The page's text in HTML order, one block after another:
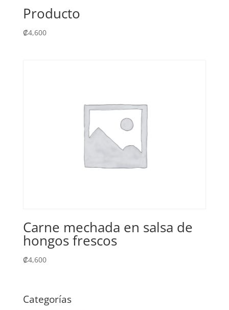
Producto
₡4,600
Carne mechada en salsa de
hongos frescos
₡4,600
Categorías